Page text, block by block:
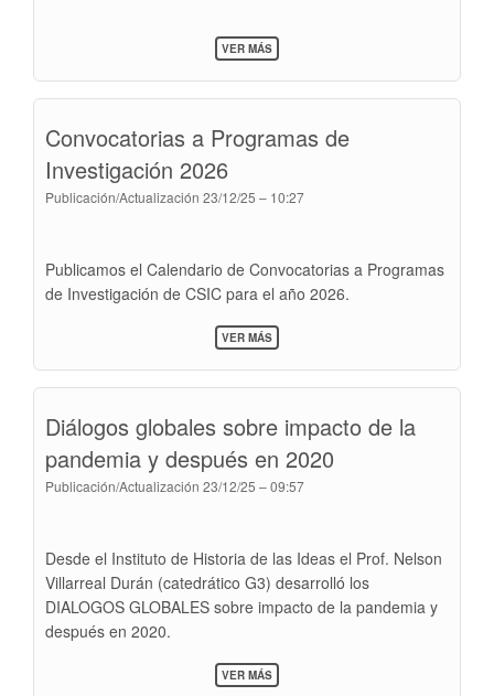
VER MÁSSOBRE
CERTIFICACIÓN
LABORALES
Convocatorias a Programas de
Investigación 2026
Publicación/Actualización 23/12/25 – 10:27
Publicamos el Calendario de Convocatorias a Programas
de Investigación de CSIC para el año 2026.
VER MÁSSOBRE
CONVOCATORIAS
INVESTIGACIÓN
2026
Diálogos globales sobre impacto de la
pandemia y después en 2020
Publicación/Actualización 23/12/25 – 09:57
Desde el Instituto de Historia de las Ideas el Prof. Nelson
Villarreal Durán (catedrático G3) desarrolló los
DIALOGOS GLOBALES sobre impacto de la pandemia y
después en 2020.
VER MÁSSOBRE
DIÁLOGOS